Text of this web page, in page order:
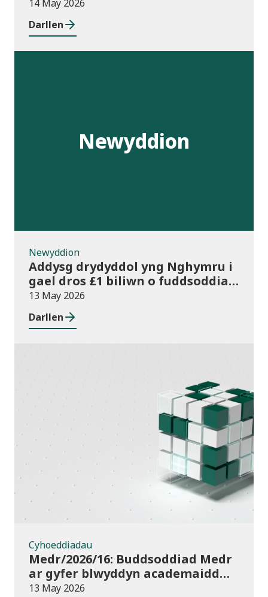
14 May 2026
Darllen
Newyddion
Newyddion
Addysg drydyddol yng Nghymru i
gael dros £1 biliwn o fuddsoddiad
am y tro cyntaf
13 May 2026
Darllen
Cyhoeddiadau
Cyhoeddiadau
Medr/2026/16: Buddsoddiad Medr
ar gyfer blwyddyn academaidd
2026/27
13 May 2026